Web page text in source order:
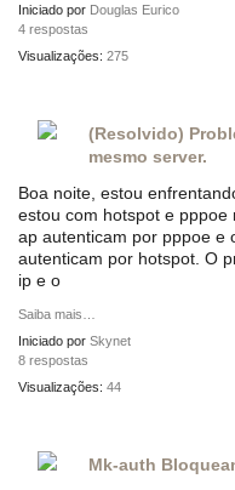
Iniciado por Douglas Eurico
4 respostas
Visualizações: 275
(Resolvido)
mesmo server.
Boa noite, estou
estou com hotspot e pppoe
ap autenticam por pppoe e
autenticam por hotspot. O
ip e o
Saiba mais…
Iniciado por Skynet
8 respostas
Visualizações: 44
Mk-auth